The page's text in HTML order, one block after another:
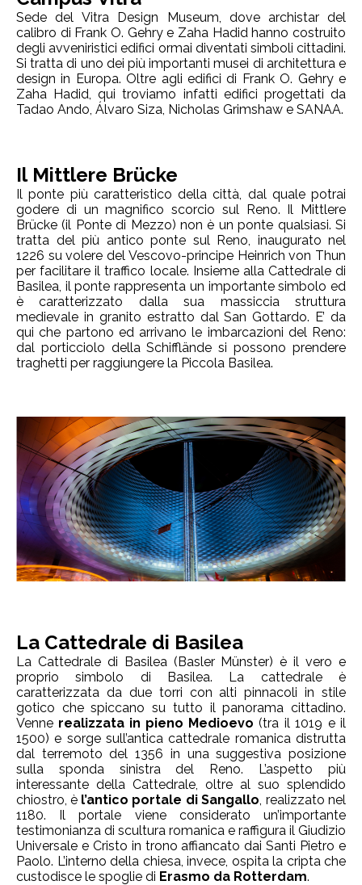
Sede del Vitra Design Museum, dove archistar del
calibro di Frank O. Gehry e Zaha Hadid hanno costruito
degli avveniristici edifici ormai diventati simboli cittadini.
Si tratta di uno dei più importanti musei di architettura e
design in Europa. Oltre agli edifici di Frank O. Gehry e
Zaha Hadid, qui troviamo infatti edifici progettati da
Tadao Ando, Álvaro Siza, Nicholas Grimshaw e SANAA.
Il Mittlere Brücke
Il ponte più caratteristico della città, dal quale potrai
godere di un magnifico scorcio sul Reno. Il Mittlere
Brücke (il Ponte di Mezzo) non è un ponte qualsiasi. Si
tratta del più antico ponte sul Reno, inaugurato nel
1226 su volere del Vescovo-principe Heinrich von Thun
per facilitare il traffico locale. Insieme alla Cattedrale di
Basilea, il ponte rappresenta un importante simbolo ed
è caratterizzato dalla sua massiccia struttura
medievale in granito estratto dal San Gottardo. E’ da
qui che partono ed arrivano le imbarcazioni del Reno:
dal porticciolo della Schifflände si possono prendere
traghetti per raggiungere la Piccola Basilea.
La Cattedrale di Basilea
La Cattedrale di Basilea (Basler Münster) è il vero e
proprio simbolo di Basilea. La cattedrale è
caratterizzata da due torri con alti pinnacoli in stile
gotico che spiccano su tutto il panorama cittadino.
Venne realizzata in pieno Medioevo (tra il 1019 e il
1500) e sorge sull’antica cattedrale romanica distrutta
dal terremoto del 1356 in una suggestiva posizione
sulla sponda sinistra del Reno. L’aspetto più
interessante della Cattedrale, oltre al suo splendido
chiostro, è l’antico portale di Sangallo, realizzato nel
1180. Il portale viene considerato un’importante
testimonianza di scultura romanica e raffigura il Giudizio
Universale e Cristo in trono affiancato dai Santi Pietro e
Paolo. L’interno della chiesa, invece, ospita la cripta che
custodisce le spoglie di Erasmo da Rotterdam.